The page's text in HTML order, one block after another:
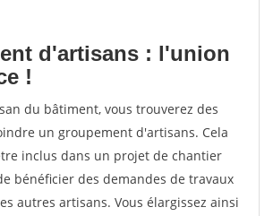
d'artisans : l'union
!
du bâtiment, vous trouverez des
un groupement d'artisans. Cela
inclus dans un projet de chantier
bénéficier des demandes de travaux
autres artisans. Vous élargissez ainsi